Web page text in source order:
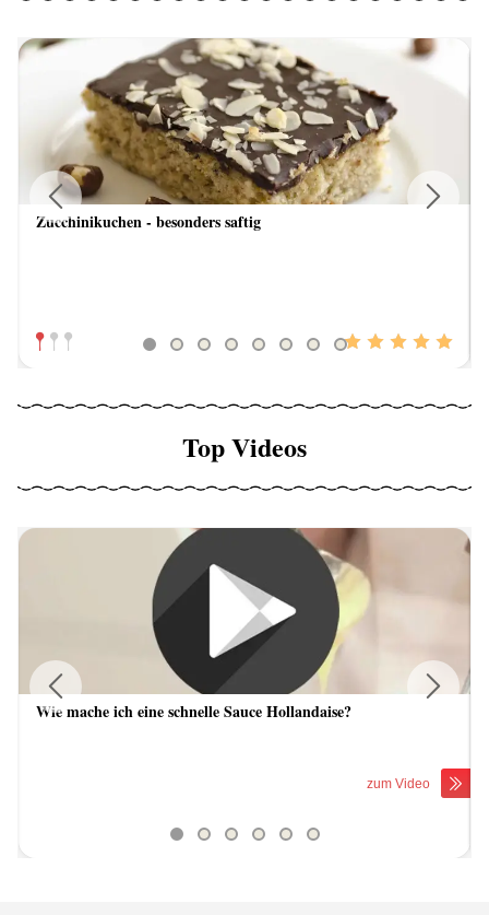
Zucchinikuchen - besonders saftig
Previous
Top Videos
Wie mache ich eine schnelle Sauce Hollandaise?
zum Video
Previous